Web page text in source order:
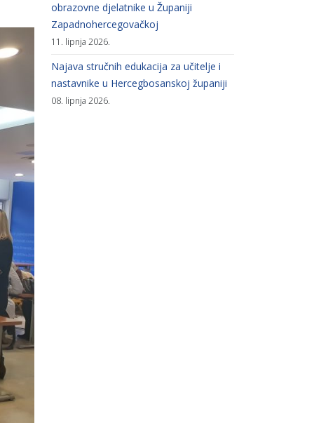
obrazovne djelatnike u Županiji
Zapadnohercegovačkoj
11. lipnja 2026.
Najava stručnih edukacija za učitelje i
nastavnike u Hercegbosanskoj županiji
08. lipnja 2026.